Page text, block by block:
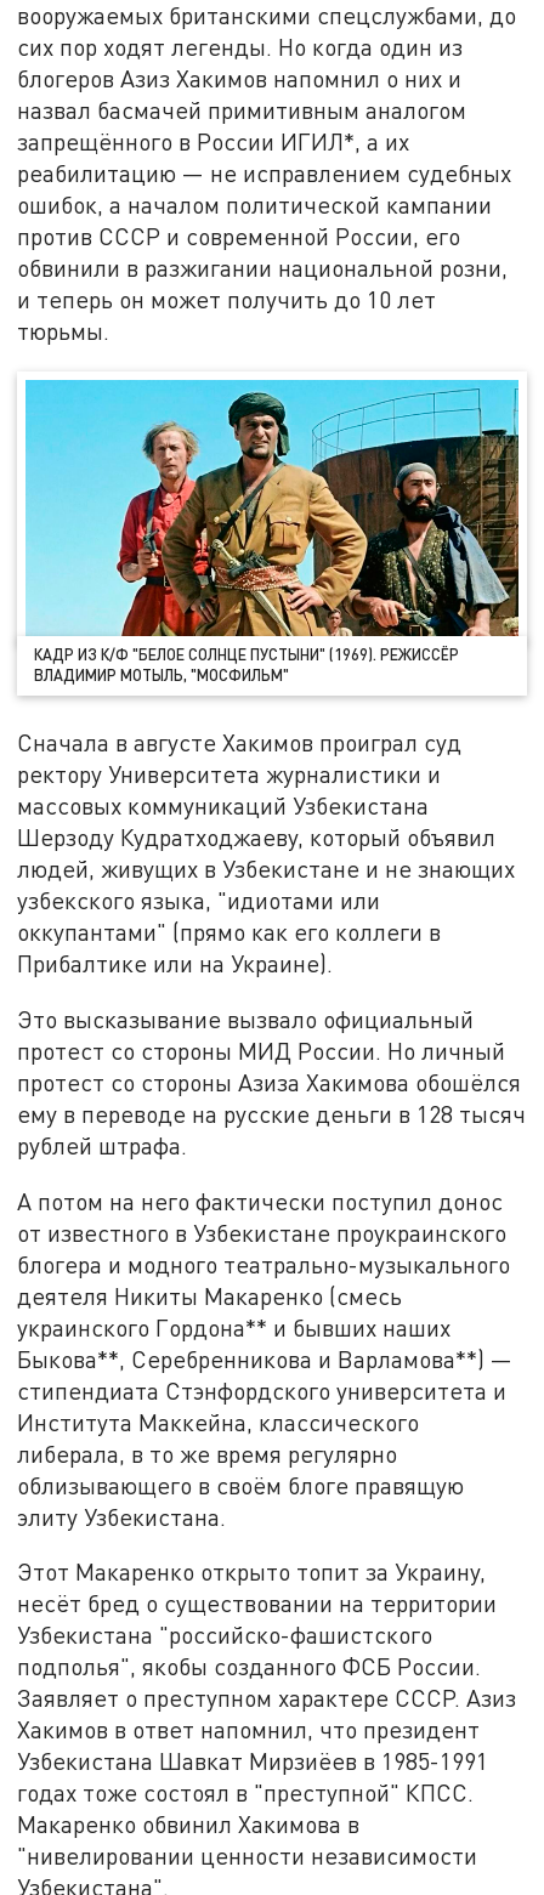
вооружаемых британскими спецслужбами, до
сих пор ходят легенды. Но когда один из
блогеров Азиз Хакимов напомнил о них и
назвал басмачей примитивным аналогом
запрещённого в России ИГИЛ*, а их
реабилитацию — не исправлением судебных
ошибок, а началом политической кампании
против CCCP и современной России, его
обвинили в разжигании национальной розни,
и теперь он может получить до 10 лет
тюрьмы.
КАДР ИЗ К/Ф "БЕЛОЕ СОЛНЦЕ ПУСТЫНИ" (1969). РЕЖИССЁР
ВЛАДИМИР МОТЫЛЬ, "МОСФИЛЬМ"
Сначала в августе Хакимов проиграл суд
ректору Университета журналистики и
массовых коммуникаций Узбекистана
Шерзоду Кудратходжаеву, который объявил
людей, живущих в Узбекистане и не знающих
узбекского языка, "идиотами или
оккупантами" (прямо как его коллеги в
Прибалтике или на Украине).
Это высказывание вызвало официальный
протест со стороны МИД России. Но личный
протест со стороны Азиза Хакимова обошёлся
ему в переводе на русские деньги в 128 тысяч
рублей штрафа.
А потом на него фактически поступил донос
от известного в Узбекистане проукраинского
блогера и модного театрально-музыкального
деятеля Никиты Макаренко (смесь
украинского Гордона** и бывших наших
Быкова**, Серебренникова и Варламова**) —
стипендиата Стэнфордского университета и
Института Маккейна, классического
либерала, в то же время регулярно
облизывающего в своём блоге правящую
элиту Узбекистана.
Этот Макаренко открыто топит за Украину,
несёт бред о существовании на территории
Узбекистана "российско-фашистского
подполья", якобы созданного ФСБ России.
Заявляет о преступном характере СССР. Азиз
Хакимов в ответ напомнил, что президент
Узбекистана Шавкат Мирзиёев в 1985-1991
годах тоже состоял в "преступной" КПСС.
Макаренко обвинил Хакимова в
"нивелировании ценности независимости
Узбекистана".